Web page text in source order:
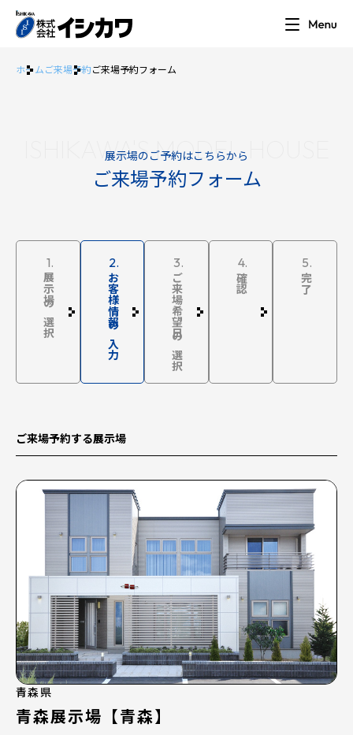
ホーム ご来場予約 ご来場予約フォーム
ISHIKAWA'S MODEL HOUSE
展示場のご予約はこちらから
ご来場予約フォーム
1.
展示場の選択
2.
お客様情報の入力
3.
ご来場希望日の選択
4.
確認
5.
完了
ご来場予約する展示場
青森県
青森展示場【青森】